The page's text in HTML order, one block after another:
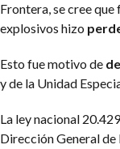
Frontera, se cree
explosivos hizo
Esto fue motivo de
y de la Unidad
La ley nacional
Dirección General